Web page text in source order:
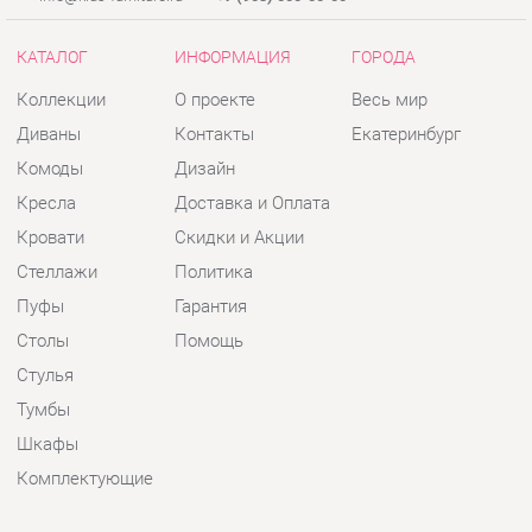
Кресла
Кровати
Стеллажи
Пуфы
Доставка и Оплата
Скидки и Акции
Политика
Гарантия
КОНТАКТЫ
Шоурум и склад самовывоза
Адрес: г. Екатеринбург, пер.
Базовый, 47
Телефон: +7 (903) 000-00-00